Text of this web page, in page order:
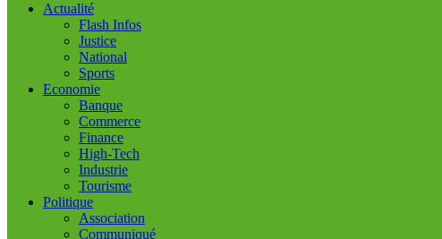
Actualité
Flash Infos
Justice
National
Sports
Economie
Banque
Commerce
Finance
High-Tech
Industrie
Tourisme
Politique
Association
Communiqué